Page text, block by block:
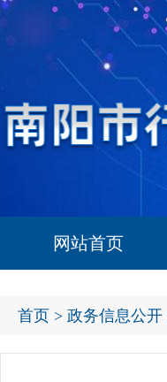
网站首页
首页 > 政务信息公开